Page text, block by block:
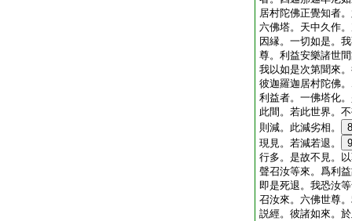
居村陀佛正覺知者
六佛塔。天中久作
因縁。一切如是。
尊。利益安樂諸世
我以如是次第聞來
彼迦羅迦居村陀佛
利益者。一佛塔化
此間。若此世界。
則減。此減劣相。
8
現見。若減若退。
9
行多。是故不見。
聲召汝等來。爲利
即是死退。我恐汝
召汝來。六佛世尊
説經。彼諸如來。